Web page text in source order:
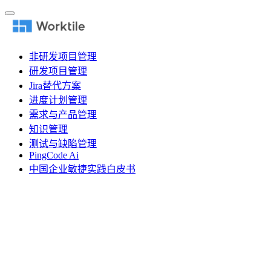
非研发项目管理
研发项目管理
Jira替代方案
进度计划管理
需求与产品管理
知识管理
测试与缺陷管理
PingCode Ai
中国企业敏捷实践白皮书